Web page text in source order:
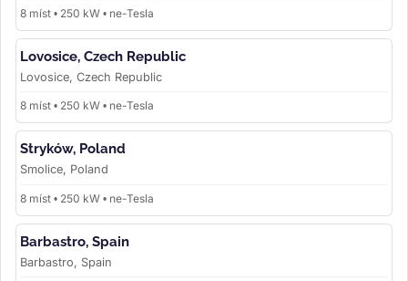
8 míst • 250 kW • ne-Tesla
Lovosice, Czech Republic
Lovosice, Czech Republic
8 míst • 250 kW • ne-Tesla
Stryków, Poland
Smolice, Poland
8 míst • 250 kW • ne-Tesla
Barbastro, Spain
Barbastro, Spain